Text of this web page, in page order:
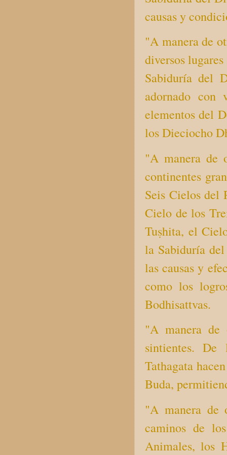
causas y
"A manera de
diversos
Sabiduría del
adornado con
elementos del
los Dieciocho
"A manera de
continentes
Seis Cielos del
Cielo de los
Tuṣhita, el
la Sabiduría
las causas y
como los
Bodhisattvas.
"A manera de
sintientes.
Tathagata
Buda,
"A manera de
caminos de
Animales, los